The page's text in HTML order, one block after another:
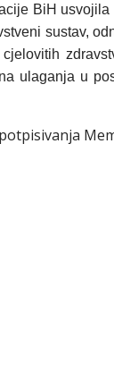
BiH
sustav,
ulaganja u